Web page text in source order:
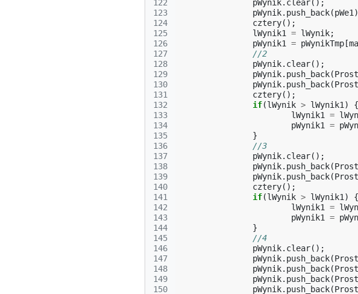
122
123
124
125
126
127
128
129
130
131
132
133
134
135
136
137
138
139
140
141
142
143
144
145
146
147
148
149
150
pWynik. clear();
pWynik. push_back(pWe1
cztery();
lWynik1
= lWynik;
pWynik1
= pWynikTmp [
//2
pWynik. clear();
pWynik. push_back(
pWynik. push_back(
cztery();
if(lWynik > lWynik1 )
{
lWynik1
=
pWynik1
=
}
//3
pWynik. clear();
pWynik. push_back(
pWynik. push_back(
cztery();
if(lWynik > lWynik1 )
{
lWynik1
=
pWynik1
=
}
//4
pWynik. clear();
pWynik. push_back(
pWynik. push_back(
pWynik. push_back(
pWynik. push_back(